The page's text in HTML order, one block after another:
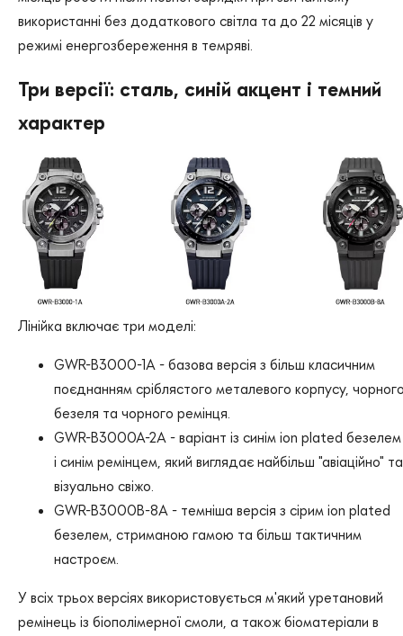
використанні без додаткового світла та до 22 місяців у
режимі енергозбереження в темряві.
Три версії: сталь, синій акцент і темний
характер
Лінійка включає три моделі:
GWR-B3000-1A - базова версія з більш класичним
поєднанням сріблястого металевого корпусу,
безеля та чорного ремінця.
GWR-B3000A-2A - варіант із синім ion plated безелем
і синім ремінцем, який виглядає найбільш "авіаційно" та
візуально свіжо.
GWR-B3000B-8A - темніша версія з сірим ion plated
безелем, стриманою гамою та більш тактичним
настроєм.
У всіх трьох версіях використовується м'який уретановий
ремінець із біополімерної смоли, а також біоматеріали в